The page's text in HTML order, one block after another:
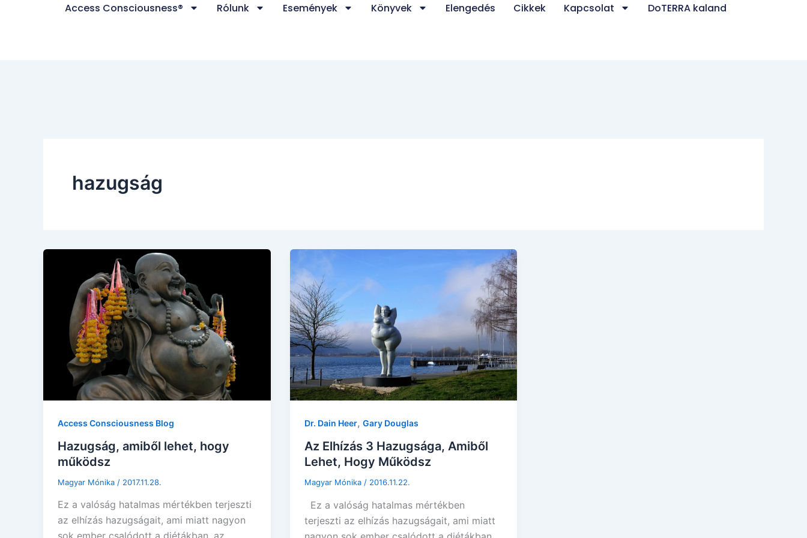
Access Consciousness® Rólunk Események Könyvek Elengedés Cikkek Kapcsolat DoTERRA kaland
hazugság
Access Consciousness Blog
Hazugság, amiből lehet, hogy
működsz
Magyar Mónika / 2017.11.28.
Ez a valóság hatalmas mértékben terjeszti
az elhízás hazugságait, ami miatt nagyon
Dr. Dain Heer, Gary Douglas
Az Elhízás 3 Hazugsága, Amiből
Lehet, Hogy Működsz
Magyar Mónika / 2016.11.22.
Ez a valóság hatalmas mértékben
terjeszti az elhízás hazugságait, ami miatt